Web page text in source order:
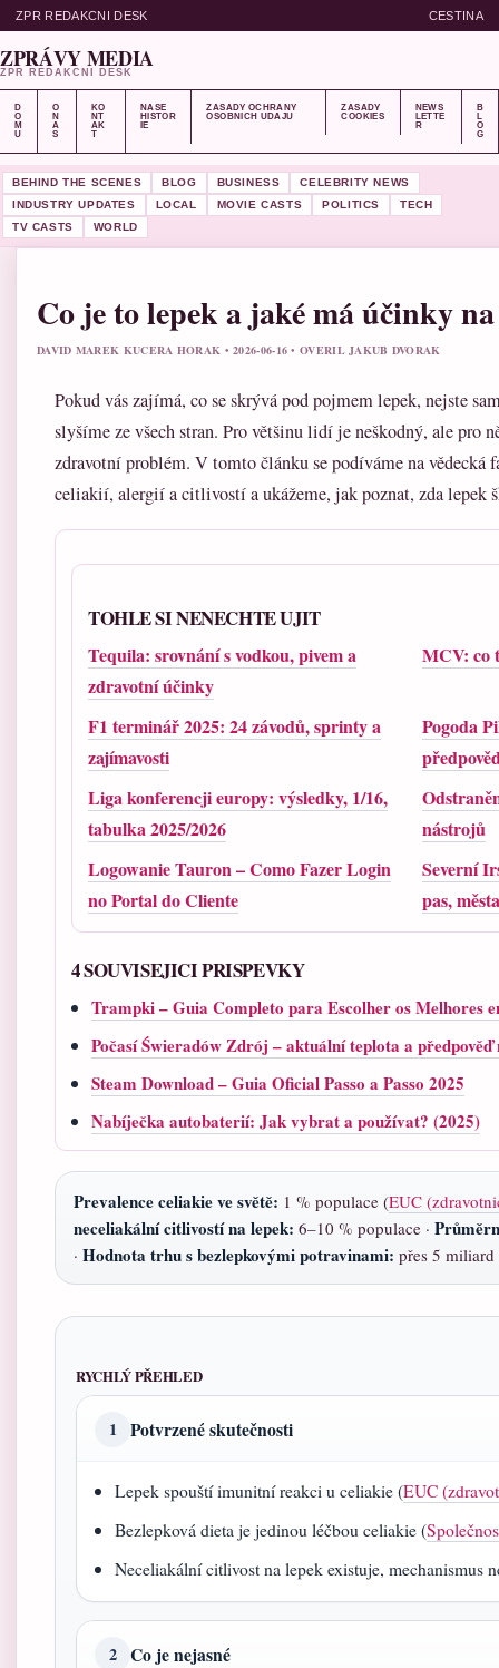
ZPR REDAKCNI DESK CESTINA
ZPRÁVY MEDIA
ZPR REDAKCNI DESK
D
O
M
U
O
N
A
S
KO
NT
AK
T
NASE
HISTOR
IE
ZASADY OCHRANY
OSOBNICH UDAJU
ZASADY
COOKIES
NEWS
LETTE
R
B
L
O
G
BEHIND THE SCENES BLOG BUSINESS
CELEBRITY NEWS
INDUSTRY UPDATES
LOCAL MOVIE CASTS POLITICS
TECH
TV CASTS
WORLD
Co je to lepek a jaké má účinky
DAVID MAREK KUCERA HORAK • 2026-06-16 • OVERIL JAKUB DVORAK
Pokud vás zajímá, co se skrývá pod pojmem lepek, nejste
slyšíme ze všech stran. Pro většinu lidí je neškodný, ale pro
zdravotní problém. V tomto článku se podíváme na vědecká
celiakií, alergií a citlivostí a ukážeme, jak poznat, zda lepek
TOHLE SI NENECHTE UJIT
Tequila: srovnání s vodkou, pivem a
zdravotní účinky
MCV: co
F1 terminář 2025: 24 závodů, sprinty a
zajímavosti
Pogoda
Liga konferencji europy: výsledky, 1/16,
tabulka 2025/2026
nástrojů
Logowanie Tauron – Como Fazer Login
no Portal do Cliente
Severní
pas,
4 SOUVISEJICI PRISPEVKY
Trampki – Guia Completo para Escolher os Melhores
Počasí Świeradów Zdrój – aktuální teplota a předpověď
Steam Download – Guia Oficial Passo a Passo 2025
Nabíječka autobaterií: Jak vybrat a používat? (2025)
Prevalence celiakie ve světě: 1 % populace (EUC
neceliakální citlivostí na lepek: 6–10 % populace ·
· Hodnota trhu s bezlepkovými potravinami: přes 5
RYCHLÝ PŘEHLED
1 Potvrzené skutečnosti
Lepek spouští imunitní reakci u celiakie (EUC
Bezlepková dieta je jedinou léčbou celiakie (
Neceliakální citlivost na lepek existuje, mechanismus
2 Co je nejasné